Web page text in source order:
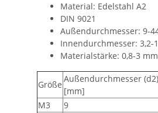
Material: Edelstahl A2
DIN 9021
Außendurchmesser: 9-
Innendurchmesser: 3,2-
Materialstärke: 0,8-3 mm
Größe
Außendurchmesser (d2)
[mm]
M3
9